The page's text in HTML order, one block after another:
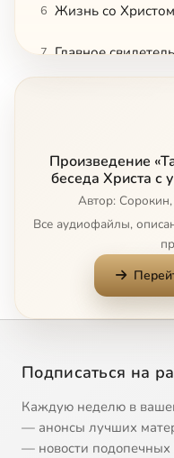
6
7
Новая заповедь
Заповедь любви
11 Ниспослание
15
Произведение
беседа Христа с
Автор:
Все аудиофайлы,
Подписаться на
Каждую неделю в
— анонсы лучших
— новости подопечных